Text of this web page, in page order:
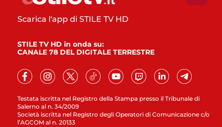
Testata iscritta nel Registro della Stampa presso il Tribunale di
Salerno al n. 34/2009
Società iscritta nel Registro degli Operatori di Comunicazione c/o
l’AGCOM al n. 20133
Scarica l'app di STILE TV HD
STILE TV HD in onda su:
CANALE 78 DEL DIGITALE TERRESTRE